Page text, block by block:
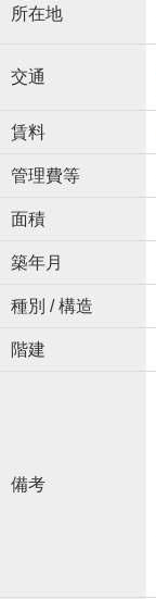
所在地
交通
賃料
管理費等
面積
築年月
種別 / 構造
階建
備考